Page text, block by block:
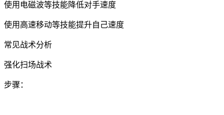
使用电磁波等技能降低对手速度
使用高速移动等技能提升自己速度
常见战术分析
强化扫场战术
步骤：